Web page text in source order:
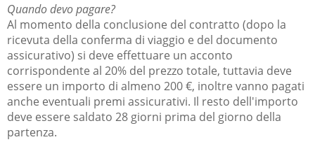
Quando devo pagare?
Al momento della conclusione del contratto (dopo la
ricevuta della conferma di viaggio e del documento
assicurativo) si deve effettuare un acconto
corrispondente al 20% del prezzo totale, tuttavia deve
essere un importo di almeno 200 €, inoltre vanno pagati
anche eventuali premi assicurativi. Il resto dell'importo
deve essere saldato 28 giorni prima del giorno della
partenza.